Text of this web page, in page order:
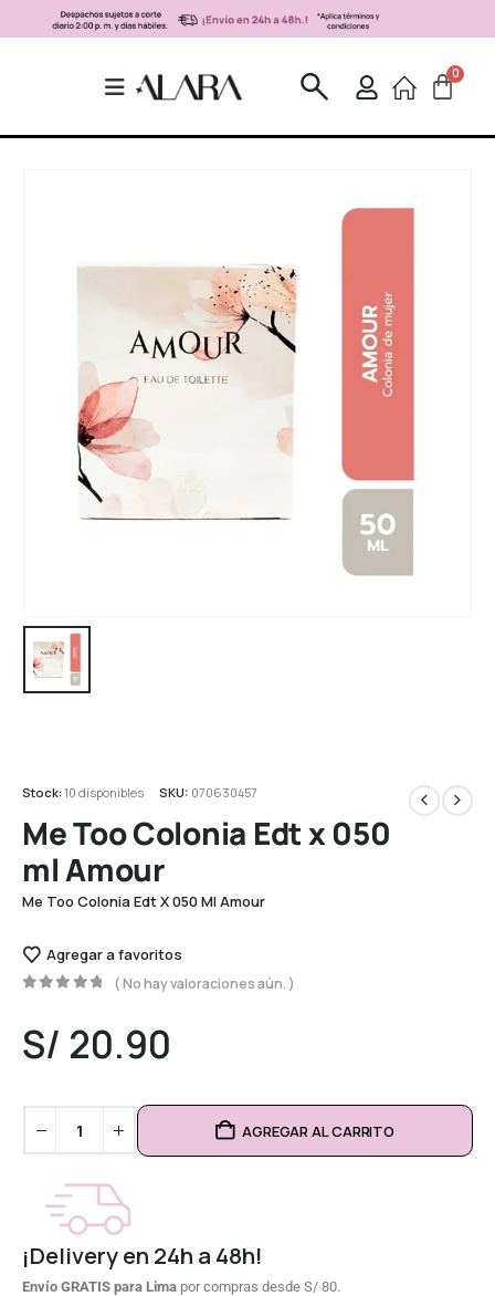
Stock: 10 disponibles SKU: 070630457
Me Too Colonia Edt x 050
ml Amour
Me Too Colonia Edt X 050 Ml Amour
Agregar a favoritos
( No hay valoraciones aún. )
S/ 20.90
AGREGAR AL CARRITO
¡Delivery en 24h a 48h!
Envío GRATIS para Lima por compras desde S/ 80.